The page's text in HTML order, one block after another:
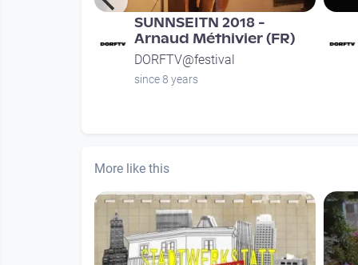
SUNNSEITN 2018 -
Arnaud Méthivier (FR)
DORFTV@festival
since 8 years
More like this